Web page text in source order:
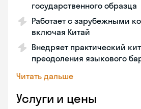
государственного образца
Работает с зарубежными
включая Китай
Внедряет практический
преодоления языкового
Читать дальше
Услуги и цены